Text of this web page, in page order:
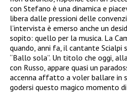
con Stefano è una dinamica e
libera dalle pressioni delle
l’intervista è emerso anche un
sopito: quello per la musica. La
quando, anni fa, il cantante Scialpi
“Ballo sola”. Un titolo che oggi,
con Russo, appare quasi un
accenna affatto a voler ballare in
godersi questo magico momento di